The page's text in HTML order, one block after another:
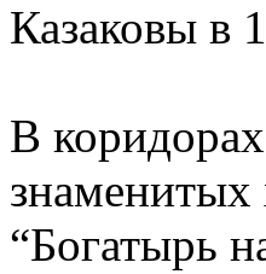
Казаковы в
В
знаменитых
“Богатырь